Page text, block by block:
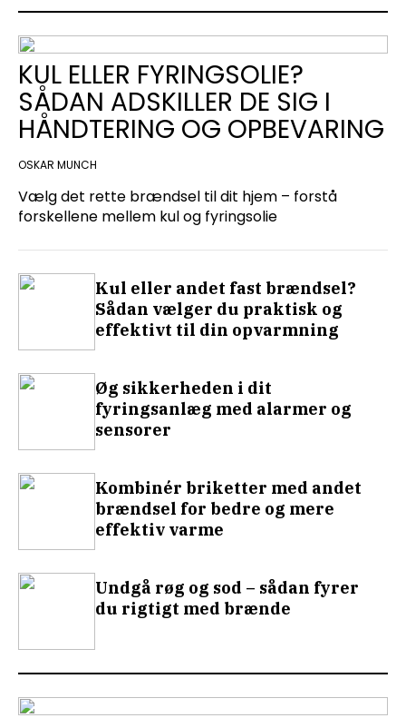
KUL ELLER FYRINGSOLIE?
SÅDAN ADSKILLER DE SIG I
HÅNDTERING OG OPBEVARING
Vælg det rette brændsel til dit hjem – forstå
forskellene mellem kul og fyringsolie
OSKAR MUNCH
Kul eller andet fast brændsel?
Sådan vælger du praktisk og
effektivt til din opvarmning
Øg sikkerheden i dit
fyringsanlæg med alarmer og
sensorer
Kombinér briketter med andet
brændsel for bedre og mere
effektiv varme
Undgå røg og sod – sådan fyrer
du rigtigt med brænde